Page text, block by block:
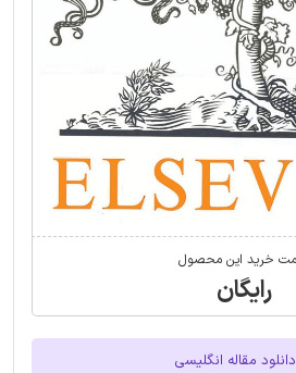
خرید این محصول
رایگان
دانلود مقاله انگلیسی